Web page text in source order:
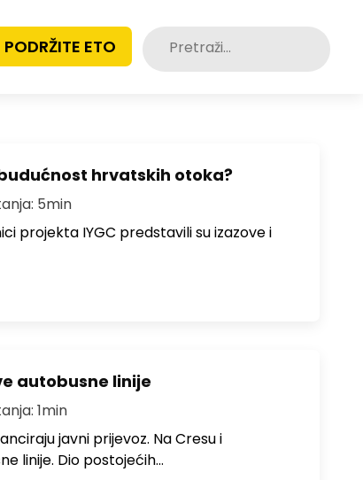
PODRŽITE ETO Pretraži:
hrvatskih otoka?
5min
projekta IYGC predstavili su izazove i
autobusne linije
1min
javni prijevoz. Na Cresu i
linije. Dio postojećih…